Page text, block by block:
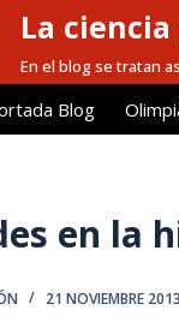
La
En el blog se tratan
Blog
en la
21 NOVIEMBRE 2013